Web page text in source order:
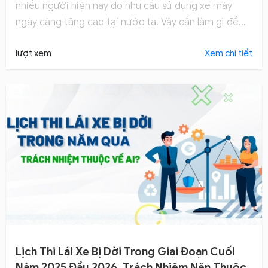
nhiều người hiện nay do nhu cầu sử dụng xe máy
ngày càng tăng cao tại nước ta. Vậy cần làm gì để
gian nhất?
lượt xem Xem chi tiết
Lịch Thi Lái Xe Bị Dời Trong Giai Đoạn Cuối